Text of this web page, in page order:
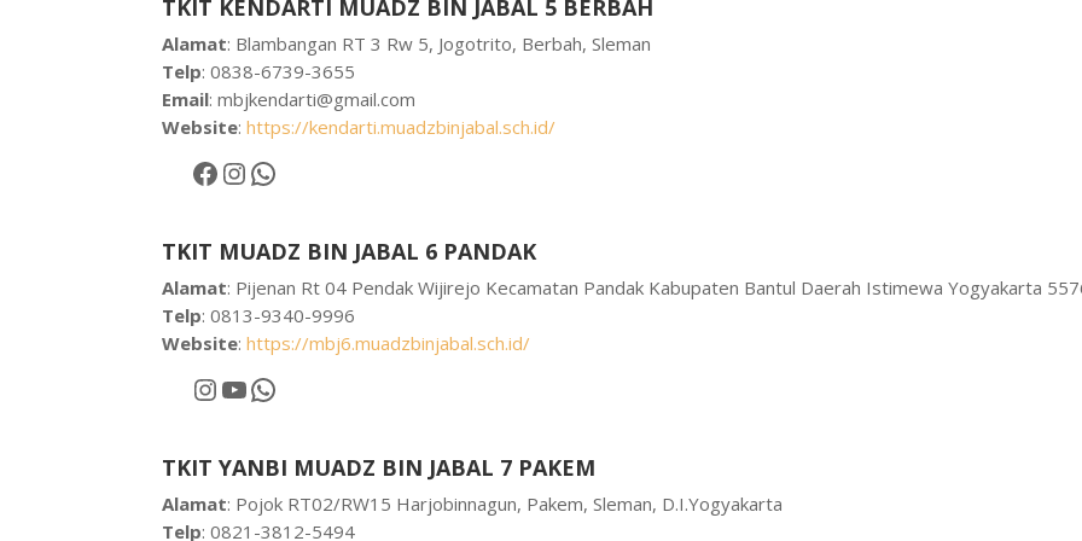
TKIT KENDARTI MUADZ BIN JABAL 5 BERBAH
Alamat: Blambangan RT 3 Rw 5, Jogotrito, Berbah, Sleman
Telp: 0838-6739-3655
Email:mbjkendarti@gmail.com
Website:https://kendarti.muadzbinjabal.sch.id/
Facebook
Instagram
WhatsApp
TKIT MUADZ BIN JABAL 6 PANDAK
Alamat: Pijenan Rt 04 Pendak Wijirejo Kecamatan Pandak Kabupaten Bantul Daerah Istimewa Yogyakarta
Telp: 0813-9340-9996
Website:https://mbj6.muadzbinjabal.sch.id/
Instagram
YouTube
WhatsApp
TKIT YANBI MUADZ BIN JABAL 7 PAKEM
Alamat: Pojok RT02/RW15 Harjobinnagun, Pakem, Sleman, D.I.Yogyakarta
Telp: 0821-3812-5494